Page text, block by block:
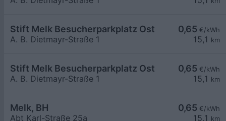
0,65 €/kWh
15,1 km
Stift Melk Besucherparkplatz Ost
A. B. Dietmayr-Straße 1
0,65 €/kWh
15,1 km
Stift Melk Besucherparkplatz Ost
A. B. Dietmayr-Straße 1
0,65 €/kWh
15,1 km
Melk, BH
Abt Karl-Straße 25a